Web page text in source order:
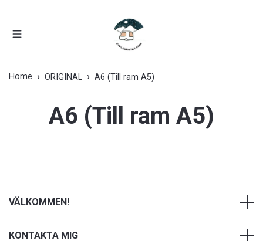
Home ORIGINAL A6 (Till ram A5)
A6 (Till ram A5)
VÄLKOMMEN!
KONTAKTA MIG